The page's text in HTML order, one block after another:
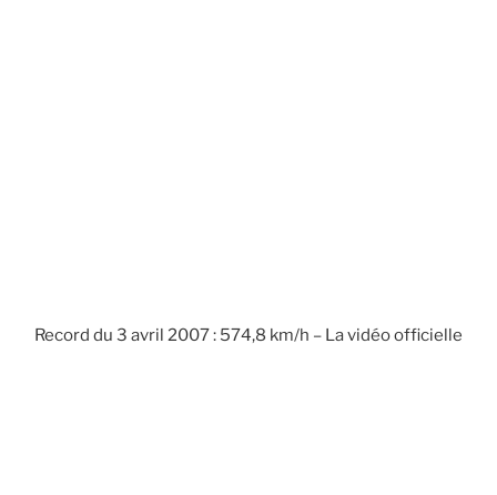
Record du 3 avril 2007 : 574,8 km/h – La vidéo officielle